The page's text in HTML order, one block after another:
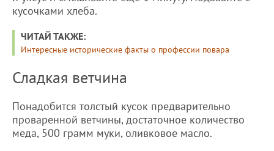
кусочками хлеба.
ЧИТАЙ ТАКЖЕ:
Интересные исторические факты о профессии повара
Сладкая ветчина
Понадобится толстый кусок предварительно
проваренной ветчины, достаточное количество
меда, 500 грамм муки, оливковое масло.